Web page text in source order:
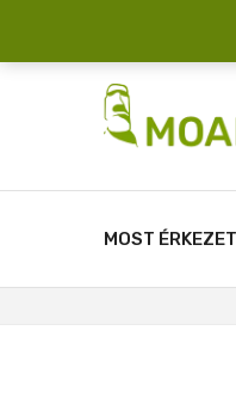
Szállítási díj:
MOST